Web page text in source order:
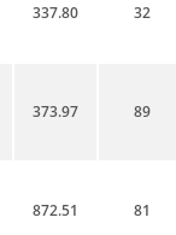
337.80 32
373.97 89
872.51 81